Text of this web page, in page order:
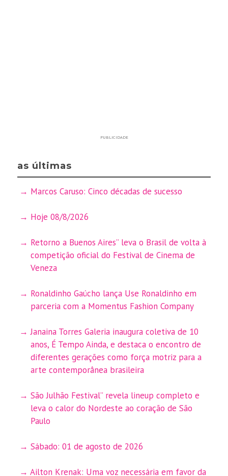
PUBLICIDADE
as últimas
Marcos Caruso: Cinco décadas de sucesso
Hoje 08/8/2026
Retorno a Buenos Aires” leva o Brasil de volta à
competição oficial do Festival de Cinema de
Veneza
Ronaldinho Gaúcho lança Use Ronaldinho em
parceria com a Momentus Fashion Company
Janaina Torres Galeria inaugura coletiva de 10
anos, É Tempo Ainda, e destaca o encontro de
diferentes gerações como força motriz para a
arte contemporânea brasileira
São Julhão Festival” revela lineup completo e
leva o calor do Nordeste ao coração de São
Paulo
Sábado: 01 de agosto de 2026
Ailton Krenak: Uma voz necessária em favor da